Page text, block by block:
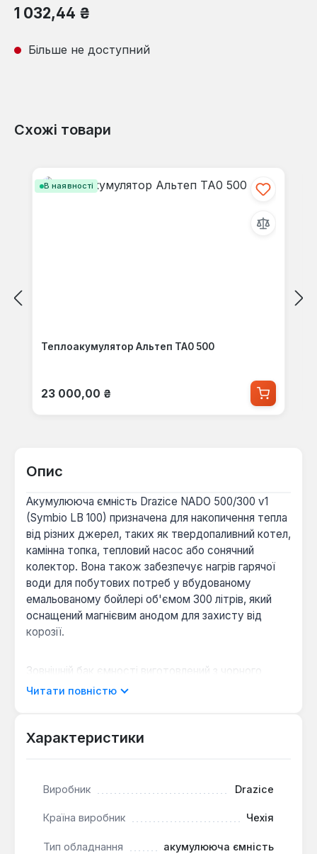
Звичайна ціна:
1 032,44 ₴
Більше не доступний
Схожі товари
В наявності
Теплоакумулятор Альтеп ТА0 500
Звичайна ціна:
23 000,00 ₴
Опис
Акумулююча ємність Drazice NADO 500/300 v1
(Symbio LB 100) призначена для накопичення тепла
від різних джерел, таких як твердопаливний котел,
камінна топка, тепловий насос або сонячний
колектор. Вона також забезпечує нагрів гарячої
води для побутових потреб у вбудованому
емальованому бойлері об'ємом 300 літрів, який
оснащений магнієвим анодом для захисту від
корозії.
Зовнішній бак ємності виготовлений з чорного
металу, а внутрішній бойлер має емальоване
електричного ТЕНа, зокрема, можливий монтаж
п'ятьма патрубками діаметром 5/4", двома
патрубками 1" та двома патрубками 1/2", що
Читати повністю
Характеристики
Виробник Drazice
Країна виробник Чехія
Тип обладнання акумулююча ємність